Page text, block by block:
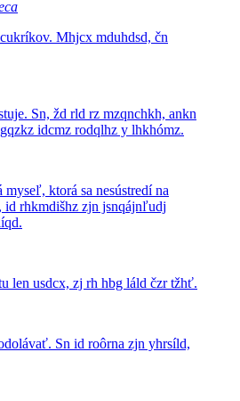
Mhjcx mduhdsd, čn
Sn, žd rld rz mzqnchkh, ankn
idcmz rodqlhz y lhkhómz.
myseľ, ktorá sa nesústredí na
id rhkmdišhz zjn jsnqájnľudj
len usdcx, zj rh hbg láld čzr tžhť.
Sn id roôrna zjn yhrsíld,